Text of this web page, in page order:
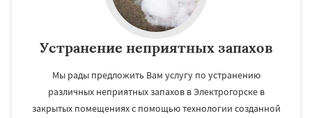
Устранение неприятных запахов
Мы рады предложить Вам услугу по устранению
различных неприятных запахов в Электрогорске в
закрытых помещениях с помощью технологии созданной